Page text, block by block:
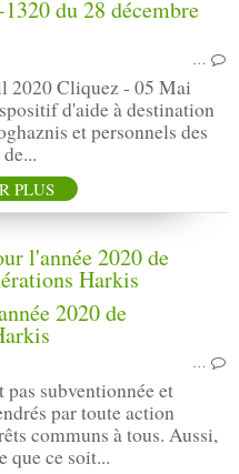
…
2020 Cliquez - 05 Mai
d'aide à destination
et personnels des
PLUS
l'année 2020 de
Harkis
…
subventionnée et
par toute action
communs à tous. Aussi,
que ce soit...